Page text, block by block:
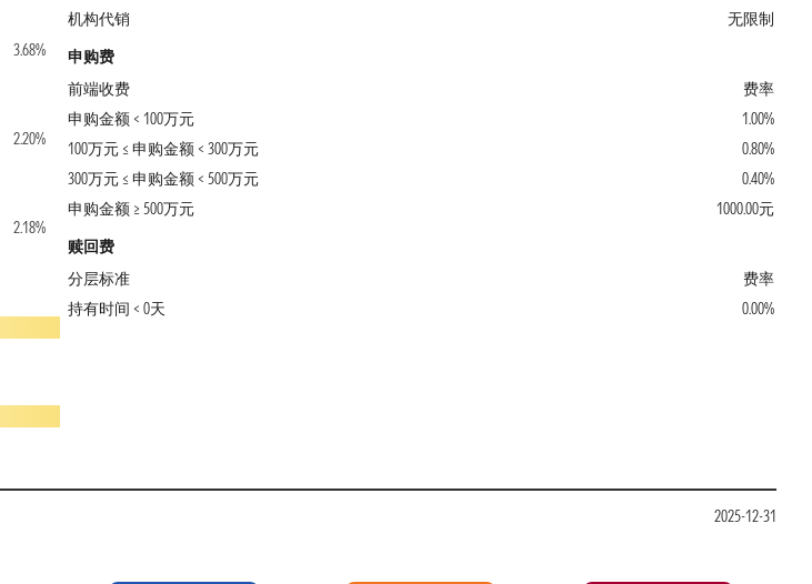
3.68%
2.20%
2.18%
机构代销
无限制
申购费
前端收费
费率
申购金额 < 100万元
1.00%
100万元 ≤ 申购金额 < 300万元
0.80%
300万元 ≤ 申购金额 < 500万元
0.40%
申购金额 ≥ 500万元
1000.00元
赎回费
分层标准
费率
持有时间 < 0天
0.00%
2025-12-31